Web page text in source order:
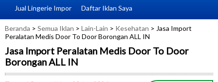
Jual Lingerie Impor
Daftar Iklan Saya
Beranda > Semua Iklan > Lain-Lain > Kesehatan > Jasa Import
Peralatan Medis Door To Door Borongan ALL IN
Jasa Import Peralatan Medis Door To Door
Borongan ALL IN